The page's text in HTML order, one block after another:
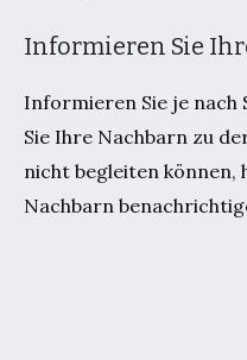
Informieren Sie
Informieren Sie je nach
Sie Ihre Nachbarn zu
nicht begleiten können,
Nachbarn